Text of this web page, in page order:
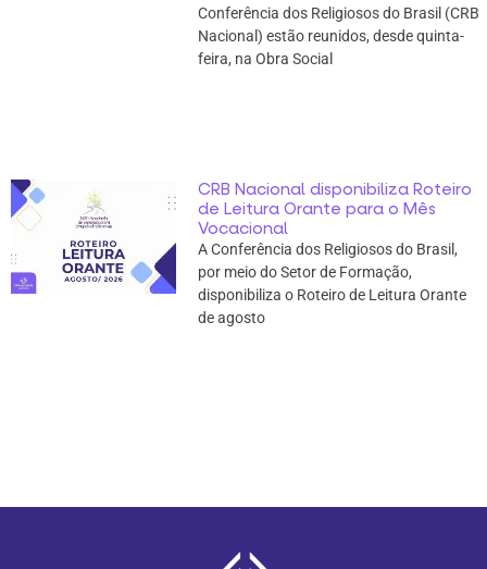
Conferência dos Religiosos do Brasil (CRB
Nacional) estão reunidos, desde quinta-
feira, na Obra Social
CRB Nacional disponibiliza Roteiro
de Leitura Orante para o Mês
Vocacional
A Conferência dos Religiosos do Brasil,
por meio do Setor de Formação,
disponibiliza o Roteiro de Leitura Orante
de agosto